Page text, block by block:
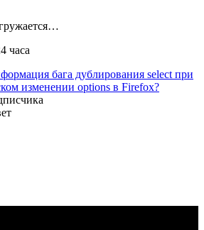
часа
бага дублирования select при
изменении options в Firefox?